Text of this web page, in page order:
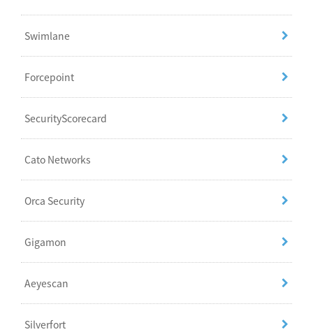
Swimlane
Forcepoint
SecurityScorecard
Cato Networks
Orca Security
Gigamon
Aeyescan
Silverfort